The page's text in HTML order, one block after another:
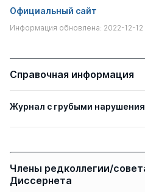
Официальный сайт
Информация обновлена: 2022-12-12
Справочная информация
Журнал с грубыми
Члены редколлегии/
Диссернета